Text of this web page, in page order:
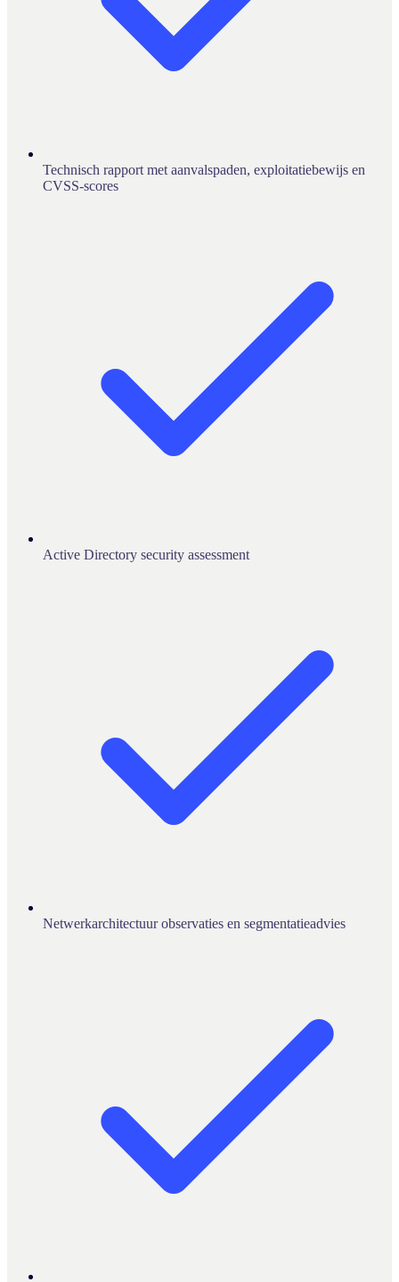
Technisch rapport met aanvalspaden, exploitatiebewijs en
CVSS-scores
Active Directory security assessment
Netwerkarchitectuur observaties en segmentatieadvies